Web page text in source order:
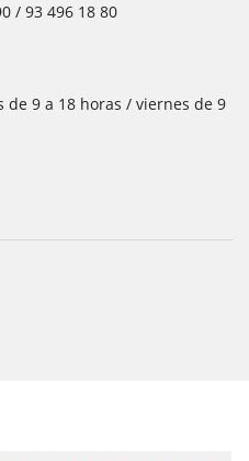
/ 93 496 18 80
de 9 a 18 horas / viernes de 9